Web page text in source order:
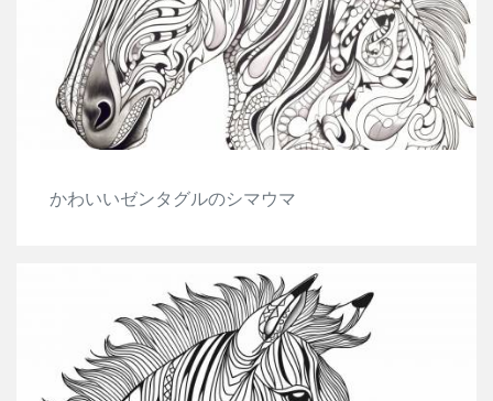
かわいいゼンタグルのシマウマ